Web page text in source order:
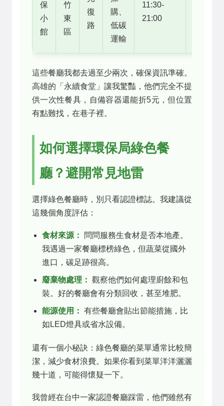
保
小
館
竹
東
區
復
路
購、
低碳
運輸
11:30-
21:00
這些餐廳我都去過至少兩次，確保資訊準確。
高雄的「永續食堂」讓我驚豔，他們完全不提
供一次性餐具，自備容器還能折5元，但位置
有點難找，在巷子裡。
如何選擇環保局綠色餐
廳？避開常見地雷
選擇綠色餐廳時，別只看認證標誌。我建議從
這幾個角度評估：
食材來源：
問問服務生食材是否本地產。
我遇過一家餐廳標榜綠色，但蔬菜從國外
進口，碳足跡很高。
廢棄物處理： 觀察他們如何處理廚餘和包
裝。好的餐廳會有分類回收，甚至堆肥。
能源使用： 有些餐廳會貼出節能措施，比
如LED燈具或省水設備。
還有一個小秘訣：綠色餐廳的菜單通常比較簡
潔，減少食材浪費。如果你看到菜單洋洋灑灑
幾十道，可能得懷疑一下。
我曾經在台中一家認證餐廳踩雷，他們雖然有